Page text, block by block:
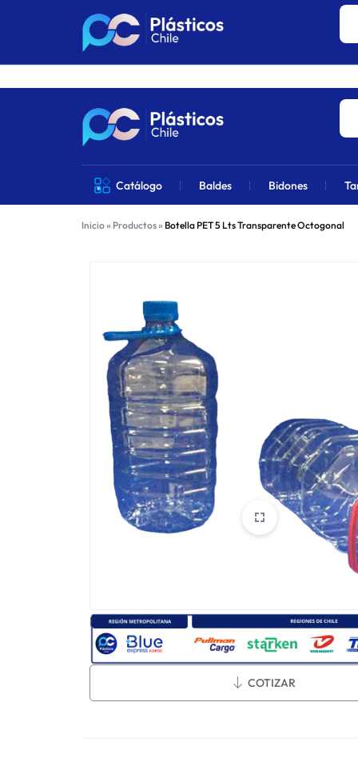
Los
PLÁSTICOS
CHILE
VENTA
DE
PRODUCTOS
PLÁSTICOS
EN
CHILE
Catálogo Baldes Bidones
Inicio» Productos» Botella PET 5 Lts Transparente Octogonal
Métodos de envío:
COTIZAR